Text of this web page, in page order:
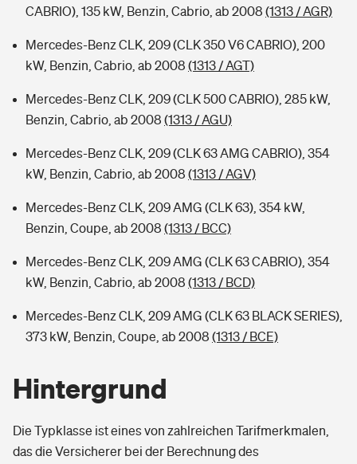
CABRIO), 135 kW, Benzin, Cabrio, ab 2008 (1313 / AGR)
Mercedes-Benz CLK, 209 (CLK 350 V6 CABRIO), 200
kW, Benzin, Cabrio, ab 2008 (1313 / AGT)
Mercedes-Benz CLK, 209 (CLK 500 CABRIO), 285 kW,
Benzin, Cabrio, ab 2008 (1313 / AGU)
Mercedes-Benz CLK, 209 (CLK 63 AMG CABRIO), 354
kW, Benzin, Cabrio, ab 2008 (1313 / AGV)
Mercedes-Benz CLK, 209 AMG (CLK 63), 354 kW,
Benzin, Coupe, ab 2008 (1313 / BCC)
Mercedes-Benz CLK, 209 AMG (CLK 63 CABRIO), 354
kW, Benzin, Cabrio, ab 2008 (1313 / BCD)
Mercedes-Benz CLK, 209 AMG (CLK 63 BLACK SERIES),
373 kW, Benzin, Coupe, ab 2008 (1313 / BCE)
Hintergrund
Die Typklasse ist eines von zahlreichen Tarifmerkmalen,
das die Versicherer bei der Berechnung des